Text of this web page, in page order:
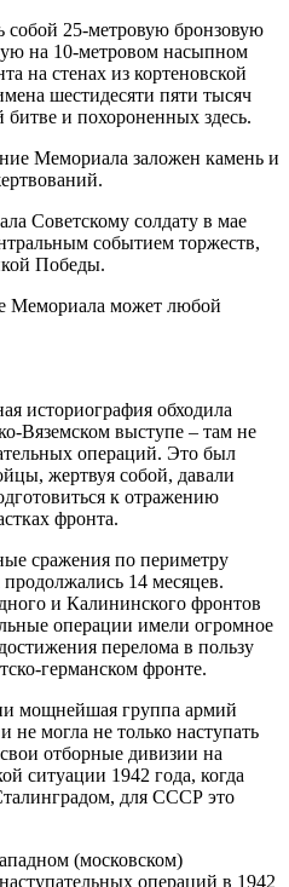
собой 25-метровую бронзовую
на 10-метровом насыпном
на стенах из кортеновской
шестидесяти пяти тысяч
и похороненных здесь.
Мемориала заложен камень и
Советскому солдату в мае
событием торжеств,
Победы.
Мемориала может любой
историография обходила
Вяземском выступе – там не
операций. Это был
жертвуя собой, давали
к отражению
фронта.
сражения по периметру
14 месяцев.
и Калининского фронтов
операции имели огромное
перелома в пользу
германском фронте.
мощнейшая группа армий
не могла не только наступать
отборные дивизии на
ситуации 1942 года, когда
для СССР это
(московском)
операций в 1942